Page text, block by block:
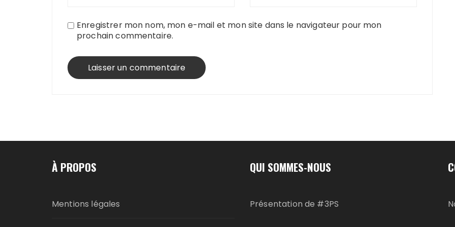
Enregistrer mon nom, mon e-mail et mon site dans le navigateur pour mon
prochain commentaire.
À PROPOS
Mentions légales
QUI SOMMES-NOUS
Présentation de #3PS